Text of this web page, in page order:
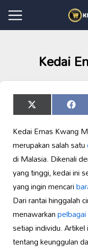
Kedai
Share
on
X
(Twitter)
Share
on
Kedai Emas Kwang
merupakan salah satu
di Malasia. Dikenali
yang tinggi, kedai ini
yang ingin mencari
Dari rantai hinggalah
menawarkan
setiap individu.
tentang keunggulan